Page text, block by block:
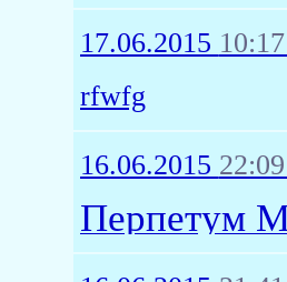
17.06.2015
rfwfg
16.06.2015
Перпетум